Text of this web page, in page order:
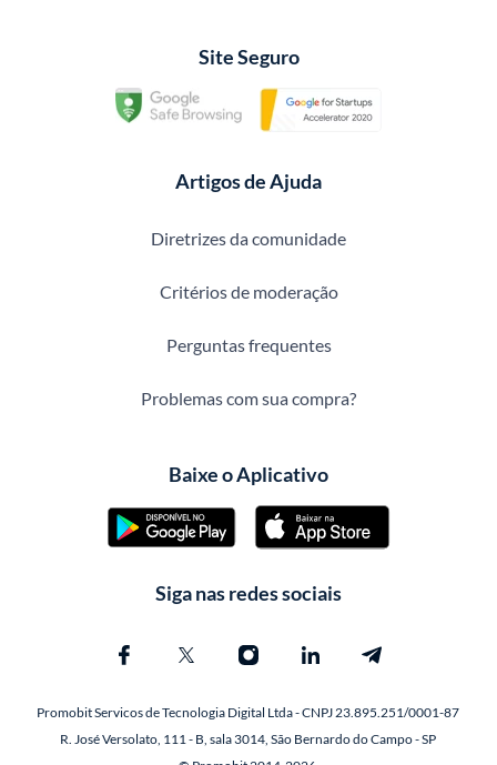
Site Seguro
Artigos de Ajuda
Diretrizes da comunidade
Critérios de moderação
Perguntas frequentes
Problemas com sua compra?
Baixe o Aplicativo
Siga nas redes sociais
Promobit Servicos de Tecnologia Digital Ltda - CNPJ 23.895.251/0001-87
R. José Versolato, 111 - B, sala 3014, São Bernardo do Campo - SP